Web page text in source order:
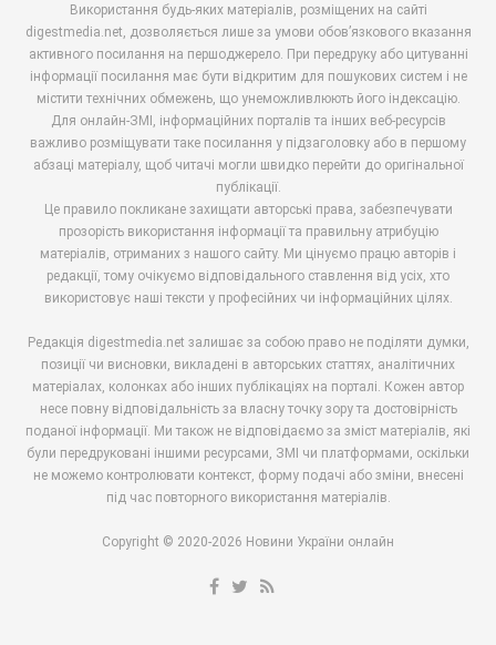
Використання будь-яких матеріалів, розміщених на сайті
digestmedia.net, дозволяється лише за умови обов’язкового вказання
активного посилання на першоджерело. При передруку або цитуванні
інформації посилання має бути відкритим для пошукових систем і не
містити технічних обмежень, що унеможливлюють його індексацію.
Для онлайн-ЗМІ, інформаційних порталів та інших веб-ресурсів
важливо розміщувати таке посилання у підзаголовку або в першому
абзаці матеріалу, щоб читачі могли швидко перейти до оригінальної
публікації.
Це правило покликане захищати авторські права, забезпечувати
прозорість використання інформації та правильну атрибуцію
матеріалів, отриманих з нашого сайту. Ми цінуємо працю авторів і
редакції, тому очікуємо відповідального ставлення від усіх, хто
використовує наші тексти у професійних чи інформаційних цілях.
Редакція digestmedia.net залишає за собою право не поділяти думки,
позиції чи висновки, викладені в авторських статтях, аналітичних
матеріалах, колонках або інших публікаціях на порталі. Кожен автор
несе повну відповідальність за власну точку зору та достовірність
поданої інформації. Ми також не відповідаємо за зміст матеріалів, які
були передруковані іншими ресурсами, ЗМІ чи платформами, оскільки
не можемо контролювати контекст, форму подачі або зміни, внесені
під час повторного використання матеріалів.
Copyright © 2020-2026 Новини України онлайн